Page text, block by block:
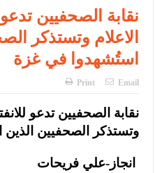
الاعلام وتستذكر
استُشهدوا في غزة
Print Email
وتستذكر الصحفيين